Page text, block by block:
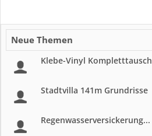
Neue Themen
Klebe-Vinyl Kompletttausch
Stadtvilla 141m Grundrisse
Regenwasserversickerung...